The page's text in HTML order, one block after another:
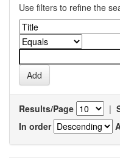
Use filters to refine the
Results/Page |
In order